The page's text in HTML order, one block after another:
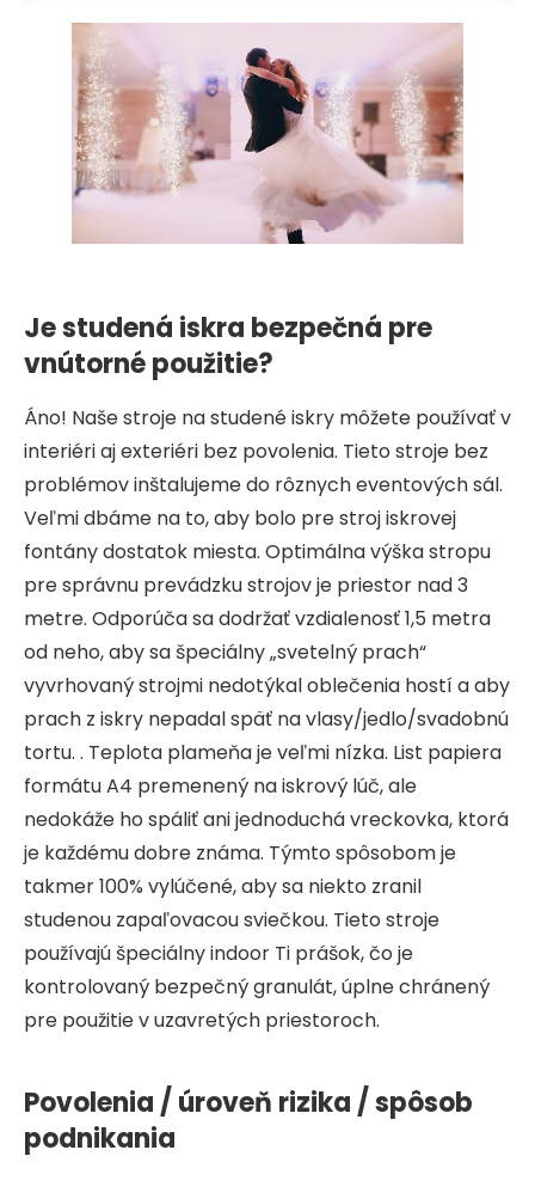
Je studená iskra bezpečná pre
vnútorné použitie?
Áno! Naše stroje na studené iskry môžete používať v
interiéri aj exteriéri bez povolenia. Tieto stroje bez
problémov inštalujeme do rôznych eventových sál.
Veľmi dbáme na to, aby bolo pre stroj iskrovej
fontány dostatok miesta. Optimálna výška stropu
pre správnu prevádzku strojov je priestor nad 3
metre. Odporúča sa dodržať vzdialenosť 1,5 metra
od neho, aby sa špeciálny „svetelný prach“
vyvrhovaný strojmi nedotýkal oblečenia hostí a aby
prach z iskry nepadal späť na vlasy/jedlo/svadobnú
tortu. . Teplota plameňa je veľmi nízka. List papiera
formátu A4 premenený na iskrový lúč, ale
nedokáže ho spáliť ani jednoduchá vreckovka, ktorá
je každému dobre známa. Týmto spôsobom je
takmer 100% vylúčené, aby sa niekto zranil
studenou zapaľovacou sviečkou. Tieto stroje
používajú špeciálny indoor Ti prášok, čo je
kontrolovaný bezpečný granulát, úplne chránený
pre použitie v uzavretých priestoroch.
Povolenia / úroveň rizika / spôsob
podnikania